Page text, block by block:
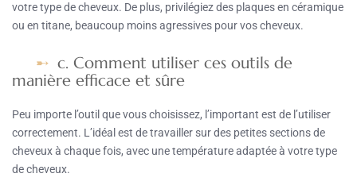
votre type de cheveux. De plus, privilégiez des plaques en céramique
ou en titane, beaucoup moins agressives pour vos cheveux.
c. Comment utiliser ces outils de
manière efficace et sûre
Peu importe l’outil que vous choisissez, l’important est de l’utiliser
correctement. L’idéal est de travailler sur des petites sections de
cheveux à chaque fois, avec une température adaptée à votre type
de cheveux.